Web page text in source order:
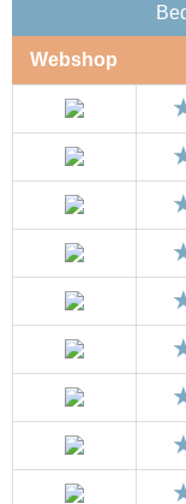
Webshop